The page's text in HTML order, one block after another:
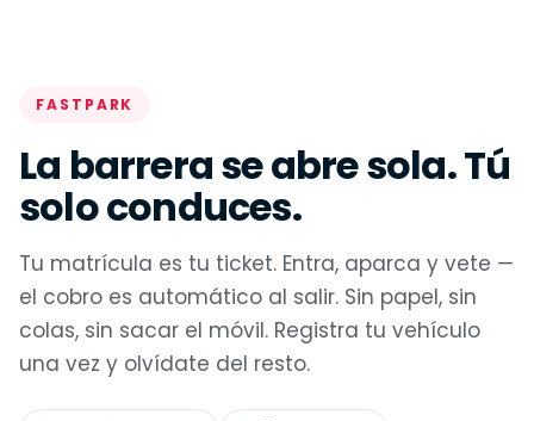
FASTPARK
La barrera se abre sola. Tú
solo conduces.
Tu matrícula es tu ticket. Entra, aparca y vete —
el cobro es automático al salir. Sin papel, sin
colas, sin sacar el móvil. Registra tu vehículo
una vez y olvídate del resto.